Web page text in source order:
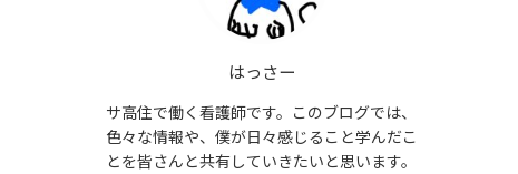
はっさー
サ高住で働く看護師です。このブログでは、
色々な情報や、僕が日々感じること学んだこ
とを皆さんと共有していきたいと思います。